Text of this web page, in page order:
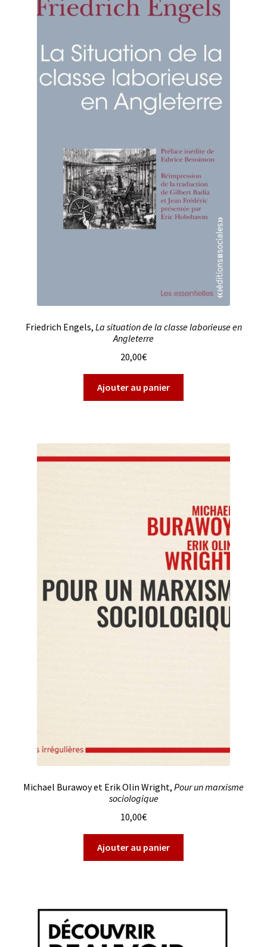
Friedrich Engels, La situation de la classe laborieuse en
Angleterre
20,00€
Ajouter au panier
Michael Burawoy et Erik Olin Wright, Pour un marxisme
sociologique
10,00€
Ajouter au panier